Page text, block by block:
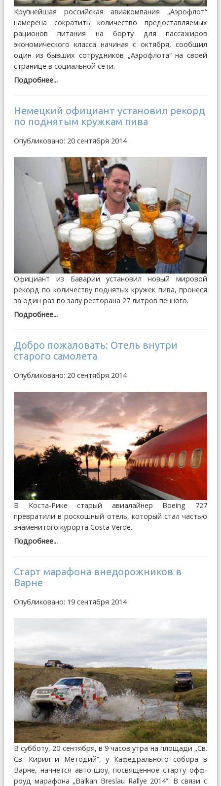
Крупнейшая российская авиакомпания „Аэрофлот“
намерена сократить количество предоставляемых
рационов питания на борту для пассажиров
экономического класса начиная с октября, сообщил
один из бывших сотрудников „Аэрофлота“ на своей
странице в социальной сети.
Подробнее...
Немецкий официант установил рекорд
по поднятым кружкам пива
Опубликовано: 20 сентября 2014
Официант из Баварии установил новый мировой
рекорд по количеству поднятых кружек пива, пронеся
за один раз по залу ресторана 27 литров пенного.
Подробнее...
Добро пожаловать: Отель внутри
старого самолета
Опубликовано: 20 сентября 2014
В Коста-Рике старый авиалайнер Boeing 727
превратили в роскошный отель, который стал частью
знаменитого курорта Costa Verde.
Подробнее...
Старт марафона внедорожников в
Варне
Опубликовано: 19 сентября 2014
В субботу, 20 сентября, в 9 часов утра на площади „Св.
Св. Кирил и Методий“, у Кафедрального собора в
Варне, начнется авто-шоу, посвященное старту офф-
роуд марафона „Balkan Breslau Rallye 2014”. В связи с